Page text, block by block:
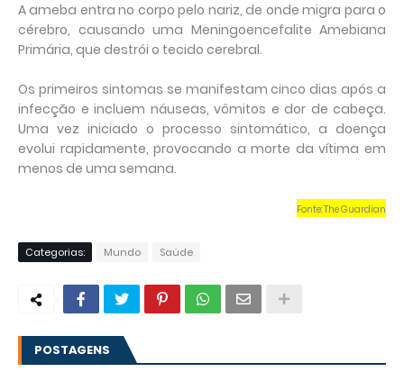
A ameba entra no corpo pelo nariz, de onde migra para o
cérebro, causando uma Meningoencefalite Amebiana
Primária, que destrói o tecido cerebral.
Os primeiros sintomas se manifestam cinco dias após a
infecção e incluem náuseas, vômitos e dor de cabeça.
Uma vez iniciado o processo sintomático, a doença
evolui rapidamente, provocando a morte da vítima em
menos de uma semana.
Fonte: The Guardian
Categorias: Mundo Saúde
POSTAGENS